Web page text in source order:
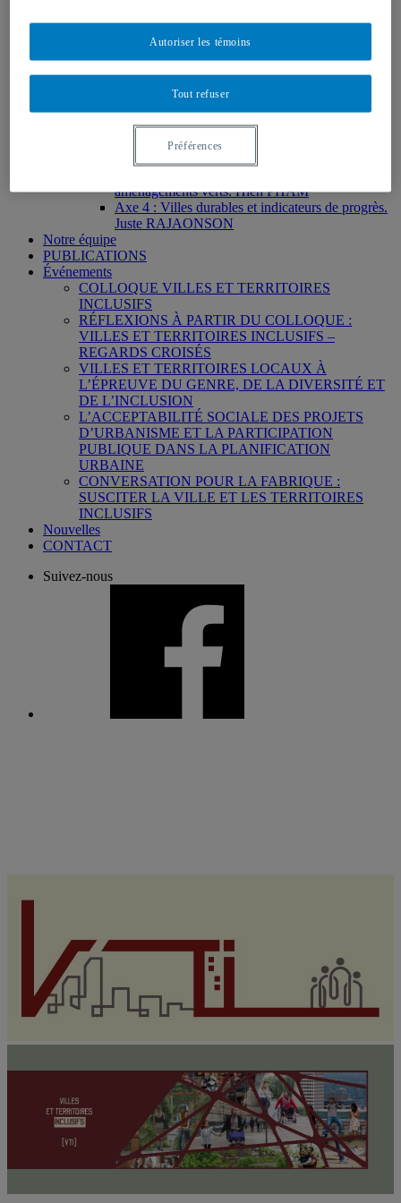
PROGRAMME
À PROPOS DU PROGRAMME
DIFFÉRENTS AXES
Axe 1 : Espaces publics, immigration et « vivre-
ensemble » Sylvie PARÉ
Axe 2 : Infrastructures de la vie quotidienne
(IVQ), femmes et territoires.
aménagements verts. Hiên PHAM
Axe 4 : Villes durables et indicateurs de progrès.
Juste RAJAONSON
Notre équipe
PUBLICATIONS
Événements
COLLOQUE VILLES ET TERRITOIRES
INCLUSIFS
RÉFLEXIONS À PARTIR DU COLLOQUE :
VILLES ET TERRITOIRES INCLUSIFS –
REGARDS CROISÉS
VILLES ET TERRITOIRES LOCAUX À
L’ÉPREUVE DU GENRE, DE LA DIVERSITÉ ET
DE L’INCLUSION
L’ACCEPTABILITÉ SOCIALE DES PROJETS
D’URBANISME ET LA PARTICIPATION
PUBLIQUE DANS LA PLANIFICATION
URBAINE
CONVERSATION POUR LA FABRIQUE :
SUSCITER LA VILLE ET LES TERRITOIRES
INCLUSIFS
Nouvelles
CONTACT
Suivez-nous
Tout refuser
Autoriser les témoins
Préférences